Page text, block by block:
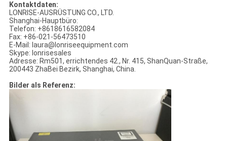
Kontaktdaten:
LONRISE-AUSRÜSTUNG CO., LTD.
Shanghai-Hauptbüro:
Telefon: +8618616582084
Fax: +86-021-56473510
E-Mail: laura@lonriseequipment.com
Skype: lonrisesales
Adresse: Rm501, errichtendes 42., Nr. 415, ShanQuan-Straße,
200443 ZhaBei Bezirk, Shanghai, China.
Bilder als Referenz: